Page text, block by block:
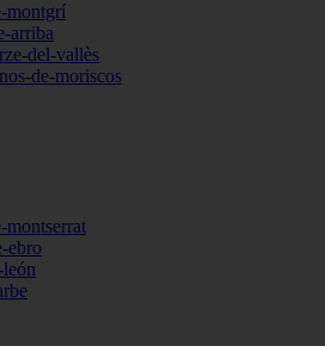
montgrí
arriba
del-vallès
de-moriscos
montserrat
ebro